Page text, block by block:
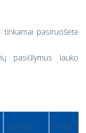
pasiruošėte
pasiūlymus lauko
Germany Poland